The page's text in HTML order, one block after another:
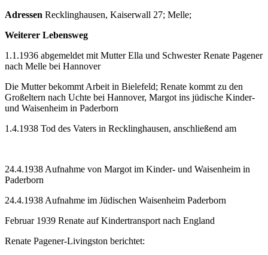
Adressen Recklinghausen, Kaiserwall 27; Melle;
Weiterer Lebensweg
1.1.1936 abgemeldet mit Mutter Ella und Schwester Renate Pagener
nach Melle bei Hannover
Die Mutter bekommt Arbeit in Bielefeld; Renate kommt zu den
Großeltern nach Uchte bei Hannover, Margot ins jüdische Kinder-
und Waisenheim in Paderborn
1.4.1938 Tod des Vaters in Recklinghausen, anschließend am
24.4.1938 Aufnahme von Margot im Kinder- und Waisenheim in
Paderborn
24.4.1938 Aufnahme im Jüdischen Waisenheim Paderborn
Februar 1939 Renate auf Kindertransport nach England
Renate Pagener-Livingston berichtet: